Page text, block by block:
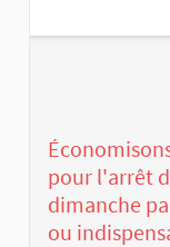
pour l'arrêt
dimanche
ou